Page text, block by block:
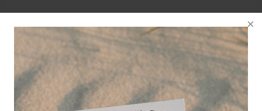
gebruiken
MediVit gebruikt alleen technische en functionele
cookies. En analytische cookies die geen inbreuk
maken op uw privacy. Een cookie is een klein
tekstbestand dat bij het eerste bezoek aan deze
website wordt opgeslagen op uw computer, tablet of